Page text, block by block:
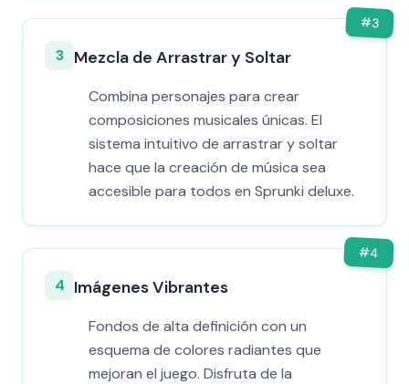
#3
3 Mezcla de Arrastrar y Soltar
Combina personajes para crear
composiciones musicales únicas. El
sistema intuitivo de arrastrar y soltar
hace que la creación de música sea
accesible para todos en Sprunki deluxe.
#4
4 Imágenes Vibrantes
Fondos de alta definición con un
esquema de colores radiantes que
mejoran el juego. Disfruta de la